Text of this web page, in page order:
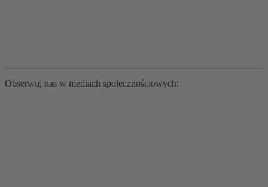
Obserwuj nas w mediach społecznościowych: